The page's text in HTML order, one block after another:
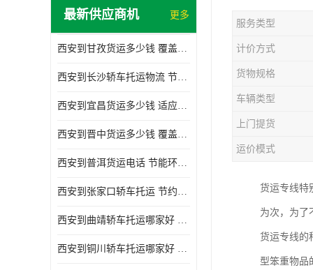
危险品运输
最新供应商机 更多
西安到甘孜货运多少钱 覆盖面广 降低运输成本
西安到长沙轿车托运物流 节约时间 为客户节省大量时间和能源
西安到宜昌货运多少钱 适应能力强 降低运输成本
西安到晋中货运多少钱 覆盖面广 一站式运输
西安到普洱货运电话 节能环保 灵活性高 持续性长
西安到张家口轿车托运 节约时间 随时查询车辆时实位置
西安到曲靖轿车托运哪家好 方便快捷 用户享受上门提送车辆
西安到铜川轿车托运哪家好 节约时间精力 在途运输一对一客服
服务类型
计价方式
货物规格
车辆类型
上门提货
运价模式
货运专线特
为次，为了
货运专线的
型笨重物品